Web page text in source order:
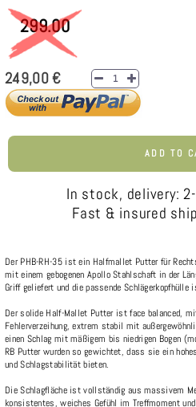
299.00
249,00 €
ADD TO
In stock, delivery:
Fast & insured
Der PHB-RH-35 ist ein Halfmallet Putter für
mit einem gebogenen Apollo Stahlschaft in der
Griff geliefert und die passende
Der solide Half-Mallet Putter ist face balanced,
Fehlerverzeihung, extrem stabil mit
einen Schlag mit mäßigem bis niedrigen Bogen
RB Putter wurden so gewichtet, dass sie ein
und Schlagstabilität bieten.
Die Schlagfläche ist vollständig aus massivem
konsistentes, weiches Gefühl im Treffmoment